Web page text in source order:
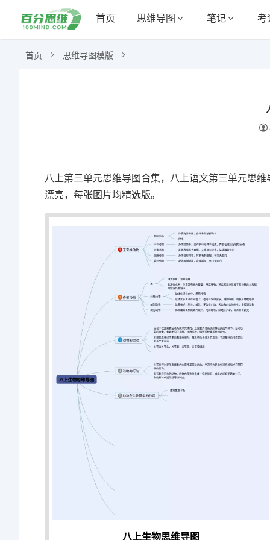
首页 思维导图 笔记 考
首页 思维导图模版
八上第三单元思维导图合集，八上语文第三单元思
漂亮，每张图片均精选版。
八上生物思维导图